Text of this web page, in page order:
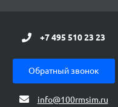
+7 495 510 23 23
Обратный звонок
info@100rmsim.ru